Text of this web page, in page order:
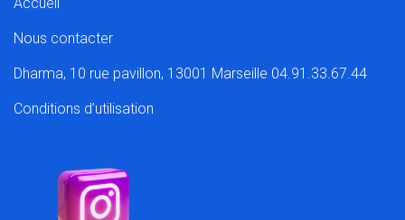
Nous contacter
Dharma, 10 rue pavillon, 13001 Marseille 04.91.33.67.44
Conditions d’utilisation